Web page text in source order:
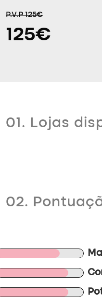
P.V.P 125€
125€
01. Lojas
02.